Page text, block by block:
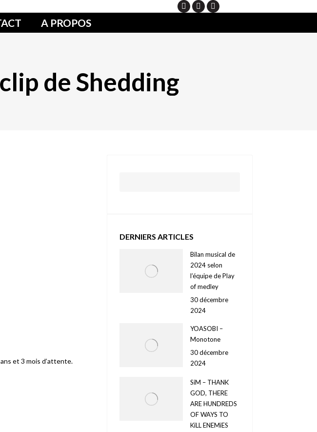
A PROPOS
de Shedding
et 3 mois d’attente.
DERNIERS ARTICLES
Bilan musical de
2024 selon
l’équipe de Play
of medley
30 décembre
2024
YOASOBI –
Monotone
30 décembre
2024
SiM – THANK
GOD, THERE
ARE HUNDREDS
OF WAYS TO
KiLL ENEMiES